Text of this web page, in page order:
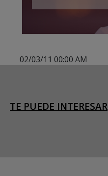
02/03/11 00:00 AM
TE PUEDE INTERESAR